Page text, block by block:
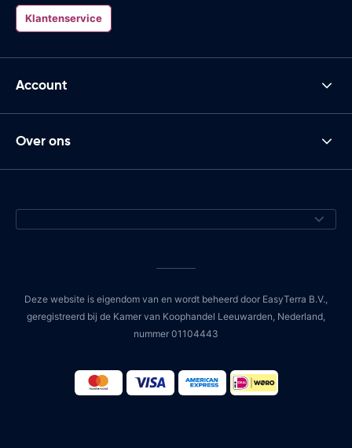
Klantenservice
Account
Over ons
Deze website is eigendom van en wordt beheerd door EasyTerra B.V.,
geregistreerd bij de Kamer van Koophandel Leeuwarden, Nederland,
nummer 01104443